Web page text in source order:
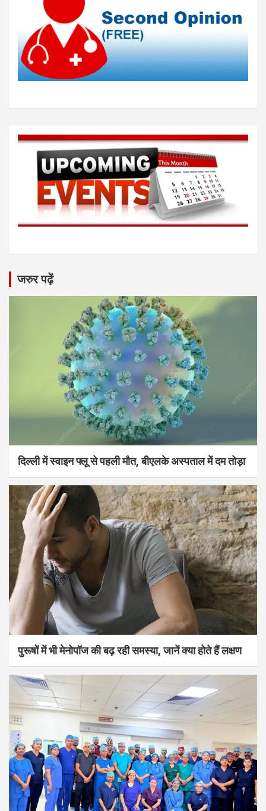
जरुर पढ़ें
दिल्ली में स्वाइन फ्लू से पहली मौत, बीएलके अस्पताल में दम तोड़ा
पुरूषों में भी मेनोपॉज की बढ़ रही समस्या, जानें क्या होते हैं लक्षण